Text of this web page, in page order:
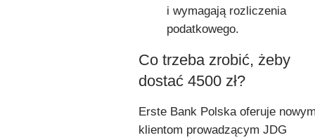
i wymagają rozliczenia
podatkowego.
Co trzeba zrobić, żeby
dostać 4500 zł?
Erste Bank Polska oferuje
klientom prowadzącym JDG